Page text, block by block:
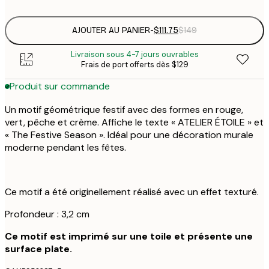
AJOUTER AU PANIER-$111.75$149
Livraison sous 4-7 jours ouvrables
Frais de port offerts dès $129
Produit sur commande
Un motif géométrique festif avec des formes en rouge,
vert, pêche et crème. Affiche le texte « ATELIER ÉTOILE » et
« The Festive Season ». Idéal pour une décoration murale
moderne pendant les fêtes.
Ce motif a été originellement réalisé avec un effet texturé.
Profondeur : 3,2 cm
Ce motif est imprimé sur une toile et présente une
surface plate.